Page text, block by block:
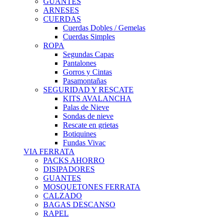
ARNESES
CUERDAS
Cuerdas Dobles / Gemelas
Cuerdas Simples
ROPA
Segundas Capas
Pantalones
Gorros y Cintas
Pasamontañas
SEGURIDAD Y RESCATE
KITS AVALANCHA
Palas de Nieve
Sondas de nieve
Rescate en grietas
Botiquines
Fundas Vivac
VIA FERRATA
PACKS AHORRO
DISIPADORES
GUANTES
MOSQUETONES FERRATA
CALZADO
BAGAS DESCANSO
RAPEL